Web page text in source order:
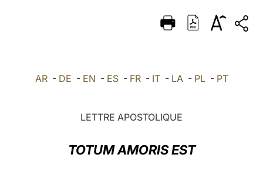
DEUTSCH
العربيّة AR- DE - EN - ES- FR- IT- LA- PL- PT
LETTRE APOSTOLIQUE
TOTUM AMORIS EST